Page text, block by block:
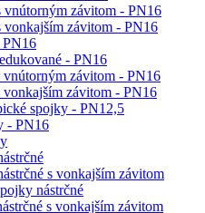
vnútorným závitom - PN16
vonkajším závitom - PN16
- PN16
vnútorným závitom - PN16
vonkajším závitom - PN16
spojky - PN12,5
- PN16
s vonkajším závitom
nástrčné
s vonkajším závitom